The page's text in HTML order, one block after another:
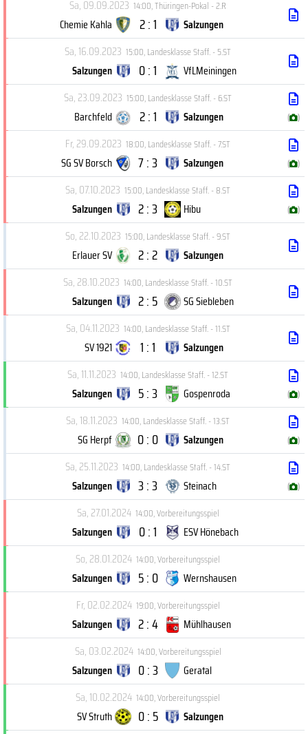
Sa, 09.09.2023 14:00,Thüringen-Pokal - 2.R
Chemie Kahla 2 : 1
Salzungen
Sa, 16.09.2023 15:00,Landesklasse Staff. - 5.ST
Salzungen 0 : 1
VfLMeiningen
Sa, 23.09.2023 15:00,Landesklasse Staff. - 6.ST
Barchfeld 2 : 1 Salzungen ( )
Fr, 29.09.2023 18:00,Landesklasse Staff. - 7.ST
SG SV Borsch 7 : 3 Salzungen ( )
Sa, 07.10.2023 15:00,Landesklasse Staff. - 8.ST
Salzungen 2 : 3 Hibu ( )
So, 22.10.2023 15:00,Landesklasse Staff. - 9.ST
Erlauer SV 2 : 2
Salzungen
Sa, 28.10.2023 14:00,Landesklasse Staff. - 10.ST
Salzungen 2 : 5
SG Siebleben
Sa, 04.11.2023 14:00,Landesklasse Staff. - 11.ST
SV 1921 1 : 1
Salzungen
Sa, 11.11.2023 14:00,Landesklasse Staff. - 12.ST
Salzungen 5 : 3 Gospenroda ( )
Sa, 18.11.2023 14:00,Landesklasse Staff. - 13.ST
SG Herpf 0 : 0 Salzungen ( )
Sa, 25.11.2023 14:00,Landesklasse Staff. - 14.ST
Salzungen 3 : 3 Steinach ( )
Sa, 27.01.2024 14:00,Vorbereitungsspiel
Salzungen 0 : 1
ESV Hönebach
So, 28.01.2024 14:00,Vorbereitungsspiel
Salzungen 5 : 0
Wernshausen
Fr, 02.02.2024 19:00,Vorbereitungsspiel
Salzungen 2 : 4
Mühlhausen
Sa, 03.02.2024 14:00,Vorbereitungsspiel
Salzungen 0 : 3
Geratal
Sa, 10.02.2024 14:00,Vorbereitungsspiel
SV Struth 0 : 5
Salzungen